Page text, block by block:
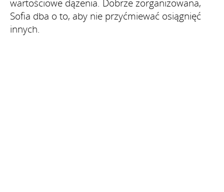
wartościowe dążenia. Dobrze zorganizowana,
Sofia dba o to, aby nie przyćmiewać osiągnięć
innych.